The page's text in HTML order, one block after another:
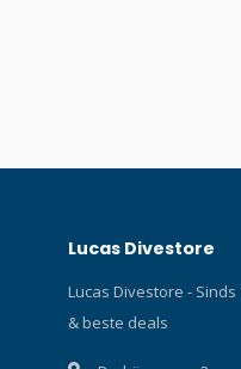
Lucas Divestore
Lucas Divestore -
& beste deals